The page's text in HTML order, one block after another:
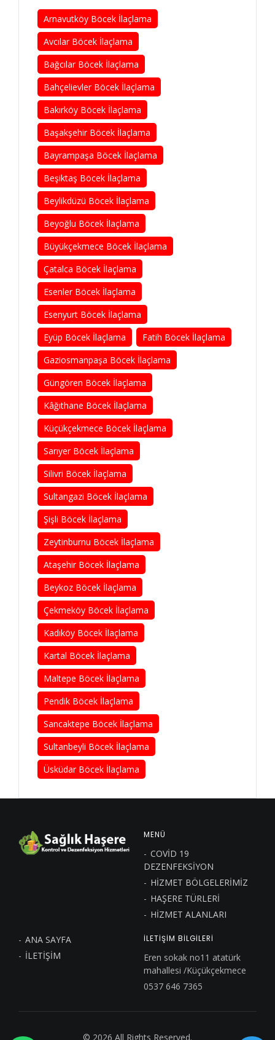
Arnavutköy Böcek İlaçlama
Avcılar Böcek İlaçlama
Bağcılar Böcek İlaçlama
Bahçelievler Böcek İlaçlama
Bakırköy Böcek İlaçlama
Başakşehir Böcek İlaçlama
Bayrampaşa Böcek İlaçlama
Beşiktaş Böcek İlaçlama
Beylikdüzü Böcek İlaçlama
Beyoğlu Böcek İlaçlama
Büyükçekmece Böcek İlaçlama
Çatalca Böcek İlaçlama
Esenler Böcek İlaçlama
Esenyurt Böcek İlaçlama
Eyüp Böcek İlaçlama
Fatih Böcek İlaçlama
Gaziosmanpaşa Böcek İlaçlama
Güngören Böcek İlaçlama
Kâğıthane Böcek İlaçlama
Küçükçekmece Böcek İlaçlama
Sarıyer Böcek İlaçlama
Silivri Böcek İlaçlama
Sultangazi Böcek İlaçlama
Şişli Böcek İlaçlama
Zeytinburnu Böcek İlaçlama
Ataşehir Böcek İlaçlama
Beykoz Böcek İlaçlama
Çekmeköy Böcek İlaçlama
Kadıköy Böcek İlaçlama
Kartal Böcek İlaçlama
Maltepe Böcek İlaçlama
Pendik Böcek İlaçlama
Sancaktepe Böcek İlaçlama
Sultanbeyli Böcek İlaçlama
Üsküdar Böcek İlaçlama
MENÜ
COVİD 19
DEZENFEKSİYON
HİZMET BÖLGELERİMİZ
HAŞERE TÜRLERİ
HİZMET ALANLARI
ANA SAYFA
İLETİŞİM
İLETIŞIM BILGILERI
Eren sokak no11 atatürk
mahallesi /Küçükçekmece
0537 646 7365
© 2026 All Rights Reserved.